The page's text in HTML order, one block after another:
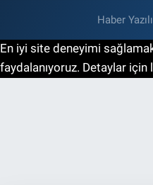
Haber
En iyi site deneyimi
faydalanıyoruz. Detaylar için